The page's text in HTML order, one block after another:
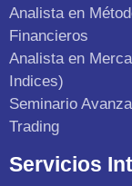
Analista en
Financieros
Analista en
Indices)
Seminario
Trading
Servicios